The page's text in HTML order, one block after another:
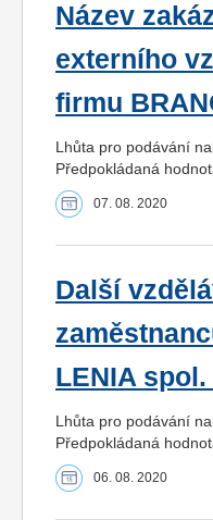
Název
externího
firmu
Lhůta pro podávání
Předpokládaná
07. 08. 2020
Další
LENIA spol.
Lhůta pro podávání
Předpokládaná
06. 08. 2020